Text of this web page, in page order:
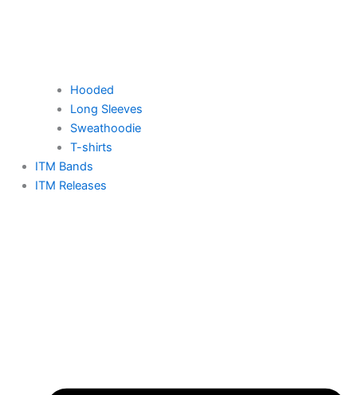
Hooded
Long Sleeves
Sweathoodie
T-shirts
ITM Bands
ITM Releases